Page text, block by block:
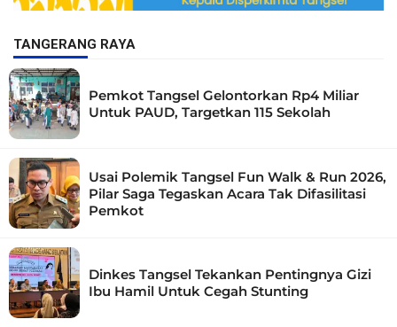
TANGERANG RAYA
Pemkot Tangsel Gelontorkan Rp4 Miliar
Untuk PAUD, Targetkan 115 Sekolah
Usai Polemik Tangsel Fun Walk & Run 2026,
Pilar Saga Tegaskan Acara Tak Difasilitasi
Pemkot
Dinkes Tangsel Tekankan Pentingnya Gizi
Ibu Hamil Untuk Cegah Stunting